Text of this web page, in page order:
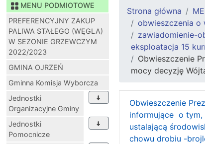
MENU PODMIOTOWE
PREFERENCYJNY ZAKUP
PALIWA STAŁEGO (WĘGLA)
W SEZONIE GRZEWCZYM
2022/2023
GMINA OJRZEŃ
Gminna Komisja Wyborcza
Jednostki
Organizacyjne Gminy
Jednostki
Pomocnicze
Strona główna
obwieszczenia o
zawiadomienie-
eksploatacja 15
Obwieszczenie
mocy decyzję
Obwieszczenie
informujące o tym,
ustalającą
chowu drobiu -